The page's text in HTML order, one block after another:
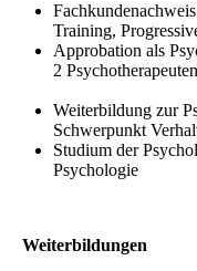
Training,
Approbation als
2
Weiterbildung zur
Schwerpunkt
Studium der
Psychologie
Weiterbildungen